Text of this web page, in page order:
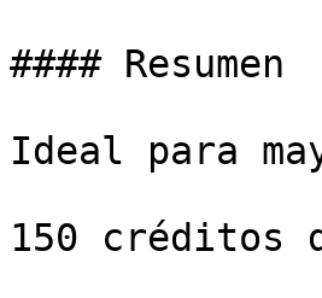
#### Resumen
Ideal para
150 créditos